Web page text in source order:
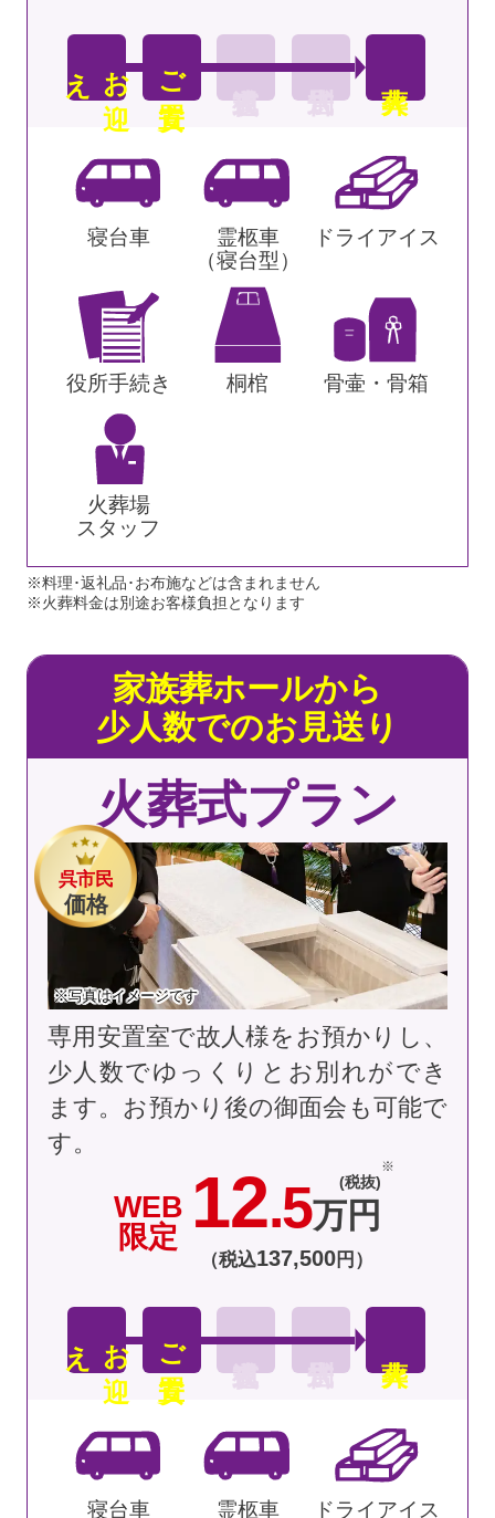
お
迎
え ご安置
寝台車
霊柩車
（寝台型）
ドライアイス
役所手続き 桐棺 骨壷・骨箱
火葬場
スタッフ
※料理･返礼品･お布施などは含まれません
※火葬料金は別途お客様負担となります
呉市民
価格
※写真はイメージです
家族葬ホールから
少人数でのお見送り
火葬式プラン
WEB
限定 12.5万円
(税抜)
（税込137,500円）
お
迎
え ご安置
専用安置室で故人様をお預かりし、
少人数でゆっくりとお別れができ
ます。お預かり後の御面会も可能で
す。
寝台車 霊柩車 ドライアイス